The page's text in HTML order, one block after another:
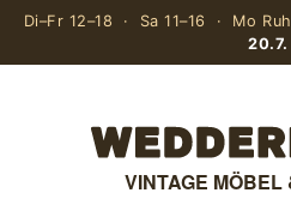
Di–Fr 12–18 · Sa 11–16 · Mo
20.7.
VINTAGE MÖBEL